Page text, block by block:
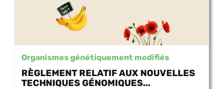
Organismes génétiquement modifiés
RÈGLEMENT RELATIF AUX NOUVELLES
TECHNIQUES GÉNOMIQUES...